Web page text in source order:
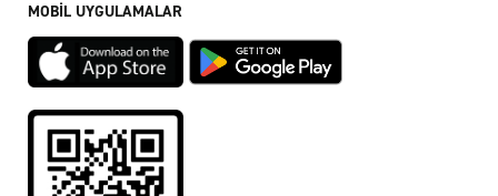
MOBİL UYGULAMALAR